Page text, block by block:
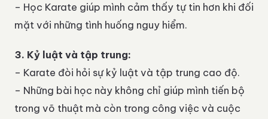
– Học Karate giúp mình cảm thấy tự tin hơn khi đối
mặt với những tình huống nguy hiểm.
3. Kỷ luật và tập trung:
– Karate đòi hỏi sự kỷ luật và tập trung cao độ.
– Những bài học này không chỉ giúp mình tiến bộ
trong võ thuật mà còn trong công việc và cuộc